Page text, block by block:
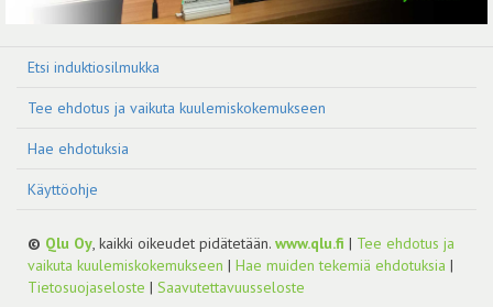
Etsi induktiosilmukka
Tee ehdotus ja vaikuta kuulemiskokemukseen
Hae ehdotuksia
Käyttöohje
© Qlu Oy, kaikki oikeudet pidätetään. www.qlu.fi | Tee ehdotus ja
vaikuta kuulemiskokemukseen | Hae muiden tekemiä ehdotuksia |
Tietosuojaseloste | Saavutettavuusseloste